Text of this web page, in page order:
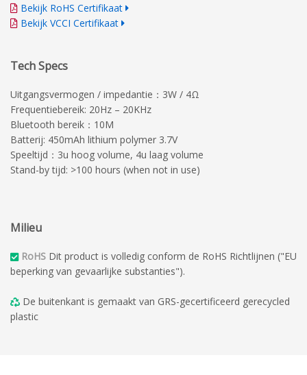
Bekijk RoHS Certifikaat
Bekijk VCCI Certifikaat
Tech Specs
Uitgangsvermogen / impedantie：3W / 4Ω
Frequentiebereik: 20Hz – 20KHz
Bluetooth bereik：10M
Batterij: 450mAh lithium polymer 3.7V
Speeltijd：3u hoog volume, 4u laag volume
Stand-by tijd: >100 hours (when not in use)
Milieu
RoHS Dit product is volledig conform de RoHS Richtlijnen ("EU
beperking van gevaarlijke substanties").
De buitenkant is gemaakt van GRS-gecertificeerd gerecycled
plastic